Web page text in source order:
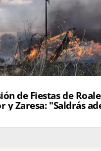
de Fiestas de
y Zaresa: "Saldrás